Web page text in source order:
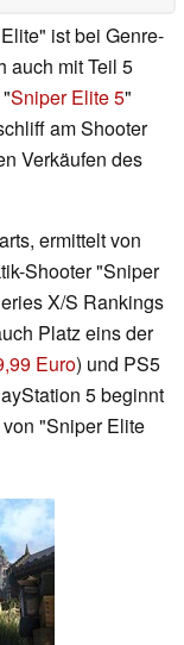
ist bei Genre-
auch mit Teil 5
Sniper Elite 5"
am Shooter
Verkäufen des
ermittelt von
Shooter "Sniper
X/S Rankings
Platz eins der
Euro) und PS5
5 beginnt
"Sniper Elite